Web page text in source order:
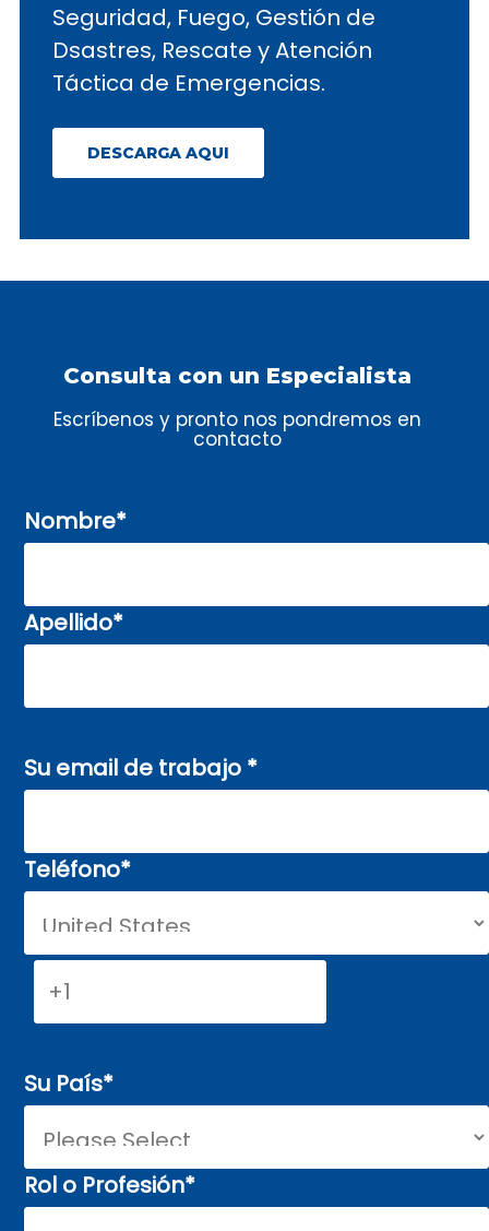
Seguridad, Fuego, Gestión de
Dsastres, Rescate y Atención
Táctica de Emergencias.
DESCARGA AQUI
Consulta con un Especialista
Escríbenos y pronto nos pondremos en
contacto
Nombre*
Apellido*
Su email de trabajo *
Teléfono*
Su País*
Rol o Profesión*